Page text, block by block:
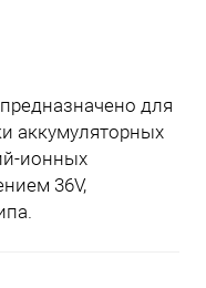
для
аккумуляторных
ионных
36V,